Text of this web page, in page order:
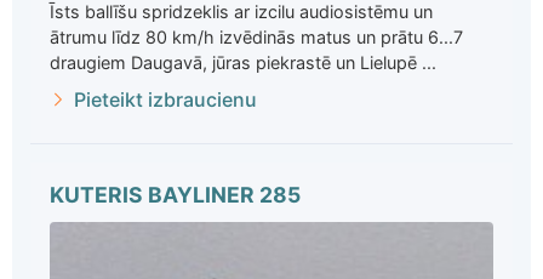
Īsts ballīšu spridzeklis ar izcilu audiosistēmu un
ātrumu līdz 80 km/h izvēdinās matus un prātu 6...7
draugiem Daugavā, jūras piekrastē un Lielupē ...
Pieteikt izbraucienu
KUTERIS BAYLINER 285